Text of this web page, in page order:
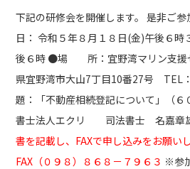
下記の研修会を開催します。 是非ご
日： 令和５年８月１８日(金)午
後６時 ●場 所：宜野湾マリン支援
県宜野湾市大山7丁目10番27号
題：「不動産相続登記について」
書士法人エクリ 司法書士 名嘉
書を記載し、FAXで申し込みをお願いし
FAX（０９８）８６８－７９６３ ※参